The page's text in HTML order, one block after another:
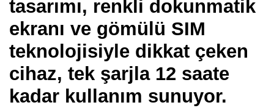
tasarımı, renkli dokunmatik
ekranı ve gömülü SIM
teknolojisiyle dikkat çeken
cihaz, tek şarjla 12 saate
kadar kullanım sunuyor.